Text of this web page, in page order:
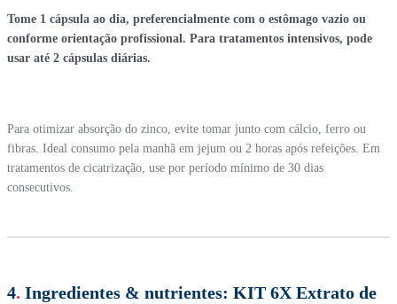
Tome 1 cápsula ao dia, preferencialmente com o estômago vazio ou
conforme orientação profissional. Para tratamentos intensivos, pode
usar até 2 cápsulas diárias.
Para otimizar absorção do zinco, evite tomar junto com cálcio, ferro ou
fibras. Ideal consumo pela manhã em jejum ou 2 horas após refeições. Em
tratamentos de cicatrização, use por período mínimo de 30 dias
consecutivos.
4. Ingredientes & nutrientes: KIT 6X Extrato de